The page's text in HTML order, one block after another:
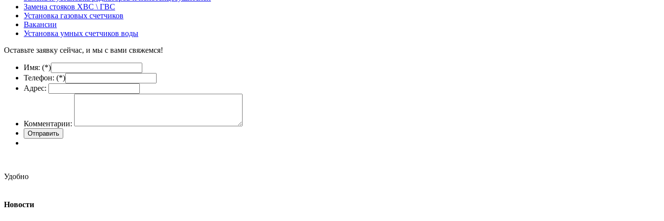
Замена стояков ХВС \ ГВС
Установка газовых счетчиков
Вакансии
Установка умных счетчиков воды
Оставьте заявку сейчас, и мы с вами свяжемся!
Имя: (*)
Телефон: (*)
Адрес:
Комментарии:
Удобно
Новости